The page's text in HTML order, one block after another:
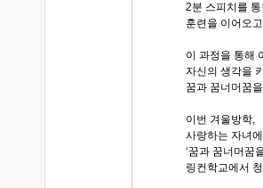
2분 스피치를 통
훈련을 이어오
이 과정을 통해
자신의 생각을
꿈과 꿈너머꿈
이번 겨울방학,
사랑하는 자녀에
‘꿈과 꿈너머꿈
링컨학교에서